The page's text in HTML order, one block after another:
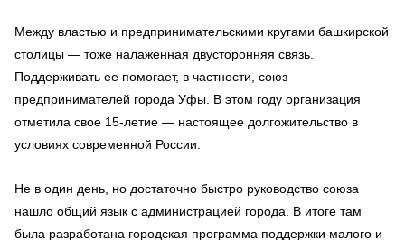
Между властью и предпринимательскими кругами башкирской
столицы — тоже налаженная двусторонняя связь.
Поддерживать ее помогает, в частности, союз
предпринимателей города Уфы. В этом году организация
отметила свое 15-летие — настоящее долгожительство в
условиях современной России.
Не в один день, но достаточно быстро руководство союза
нашло общий язык с администрацией города. В итоге там
была разработана городская программа поддержки малого и